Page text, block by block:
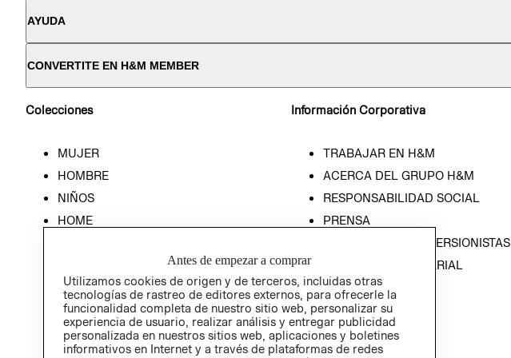
AYUDA
CONVERTITE EN H&M MEMBER
Colecciones
MUJER
HOMBRE
NIÑOS
HOME
Información Corporativa
TRABAJAR EN H&M
ACERCA DEL GRUPO H&M
RESPONSABILIDAD SOCIAL
PRENSA
RELACIÓN CON INVERSIONISTAS
POLÍTICA EMPRESARIAL
Antes de empezar a comprar
Utilizamos cookies de origen y de terceros, incluidas otras
tecnologías de rastreo de editores externos, para ofrecerle la
funcionalidad completa de nuestro sitio web, personalizar su
experiencia de usuario, realizar análisis y entregar publicidad
personalizada en nuestros sitios web, aplicaciones y boletines
informativos en Internet y a través de plataformas de redes